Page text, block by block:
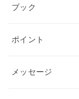
ブック
ポイント
メッセージ